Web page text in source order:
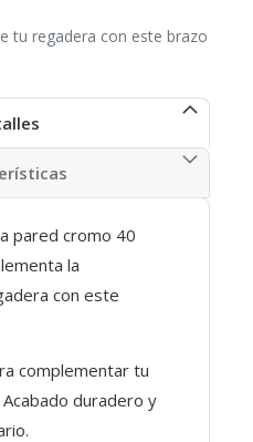
tu regadera con este brazo
pared cromo 40
la
con este
complementar tu
duradero y